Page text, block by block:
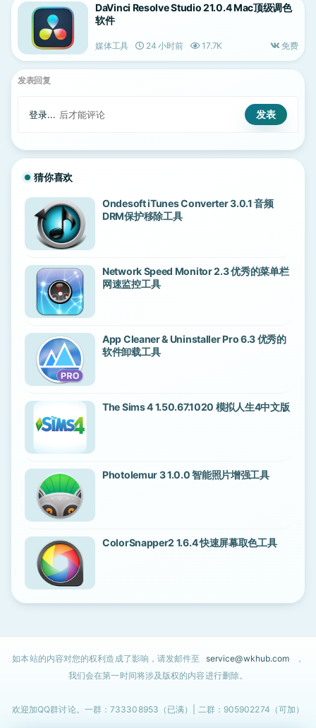
DaVinci Resolve Studio 21.0.4 Mac顶级调色
软件
媒体工具 24 小时前 17.7K 免费
发表回复
登录... 后才能评论
猜你喜欢
Ondesoft iTunes Converter 3.0.1 音频
DRM保护移除工具
Network Speed Monitor 2.3 优秀的菜单栏
网速监控工具
App Cleaner & Uninstaller Pro 6.3 优秀的
软件卸载工具
The Sims 4 1.50.67.1020 模拟人生4中文版
Photolemur 3 1.0.0 智能照片增强工具
ColorSnapper2 1.6.4 快速屏幕取色工具
如本站的内容对您的权利造成了影响，请发邮件至 service@wkhub.com
，
我们会在第一时间将涉及版权的内容进行删除。
欢迎加QQ群讨论。一群：733308953（已满）| 二群：905902274（可加）